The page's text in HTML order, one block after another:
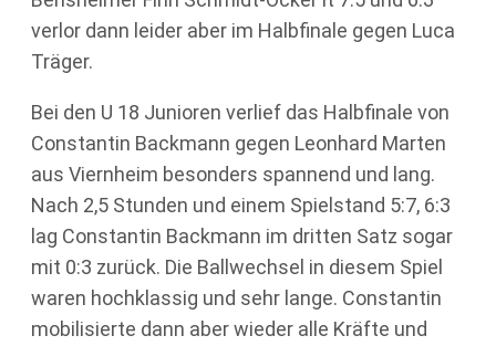
verlor dann leider aber im Halbfinale gegen Luca
Träger.
Bei den U 18 Junioren verlief das Halbfinale von
Constantin Backmann gegen Leonhard Marten
aus Viernheim besonders spannend und lang.
Nach 2,5 Stunden und einem Spielstand 5:7, 6:3
lag Constantin Backmann im dritten Satz sogar
mit 0:3 zurück. Die Ballwechsel in diesem Spiel
waren hochklassig und sehr lange. Constantin
mobilisierte dann aber wieder alle Kräfte und